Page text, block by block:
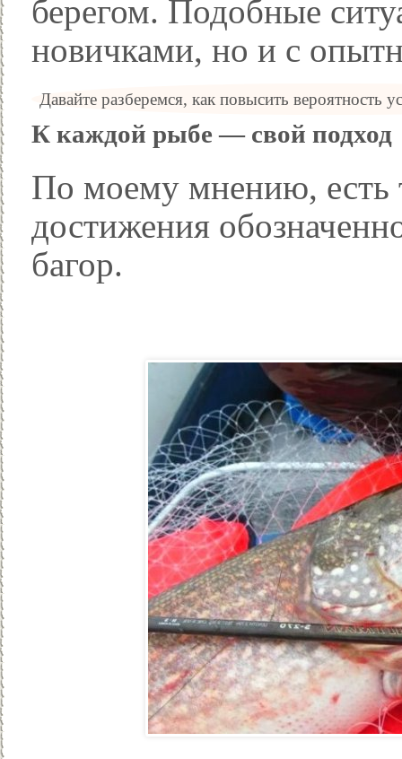
берегом. Подобные
новичками, но и с
Давайте разберемся, как повысить
К каждой рыбе — свой подход
По моему мнению, есть
достижения
багор.